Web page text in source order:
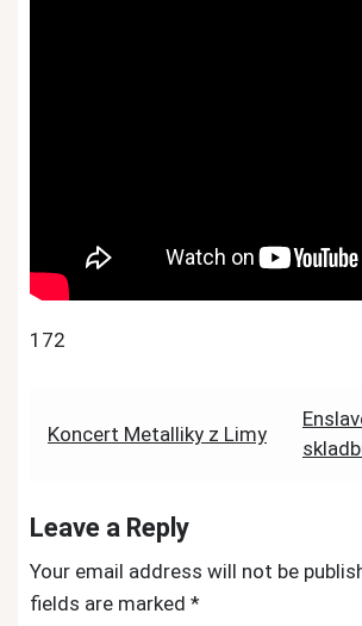
172
Post
Koncert Metalliky z Limy
Leave a Reply
Your email address will not be
fields are marked *